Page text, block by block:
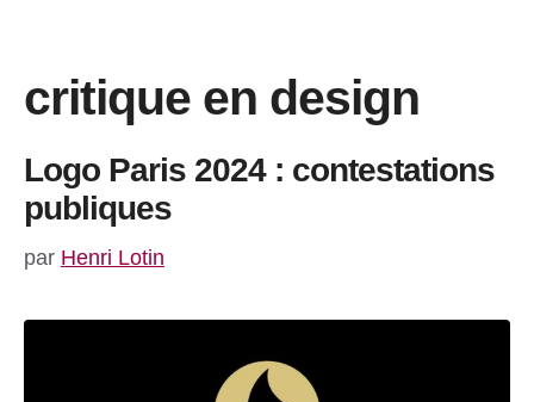
critique en design
Logo Paris 2024 : contestations
publiques
par Henri Lotin